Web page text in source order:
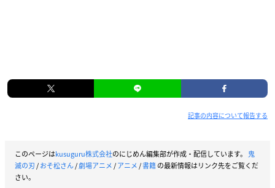
記事の内容について報告する
このページはkusuguru株式会社のにじめん編集部が作成・配信しています。 鬼
滅の刃/おそ松さん/劇場アニメ/アニメ/書籍の最新情報はリンク先をご覧くだ
さい。